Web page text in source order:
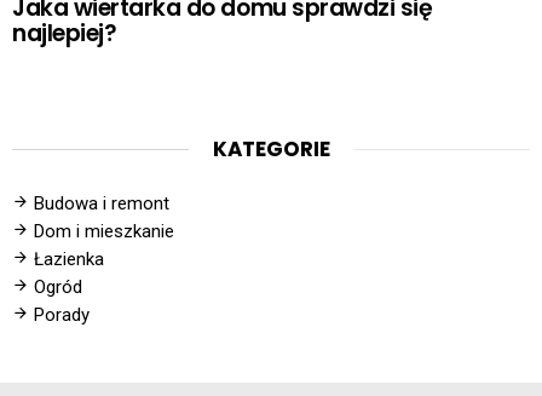
Jaka wiertarka do domu sprawdzi się
najlepiej?
KATEGORIE
Budowa i remont
Dom i mieszkanie
Łazienka
Ogród
Porady